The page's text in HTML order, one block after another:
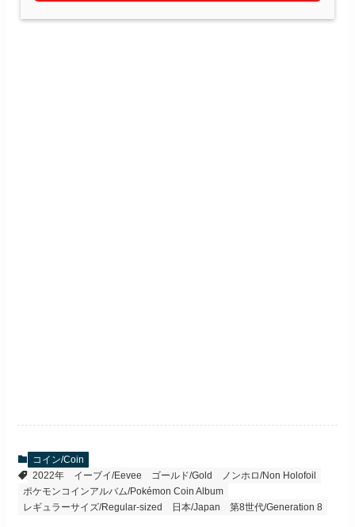
コイン/Coin
2022年
イーブイ/Eevee ゴールド/Gold
ノンホロ/Non Holofoil
ポケモンコインアルバム/Pokémon Coin Album
レギュラーサイズ/Regular-sized
日本/Japan 第8世代/Generation 8